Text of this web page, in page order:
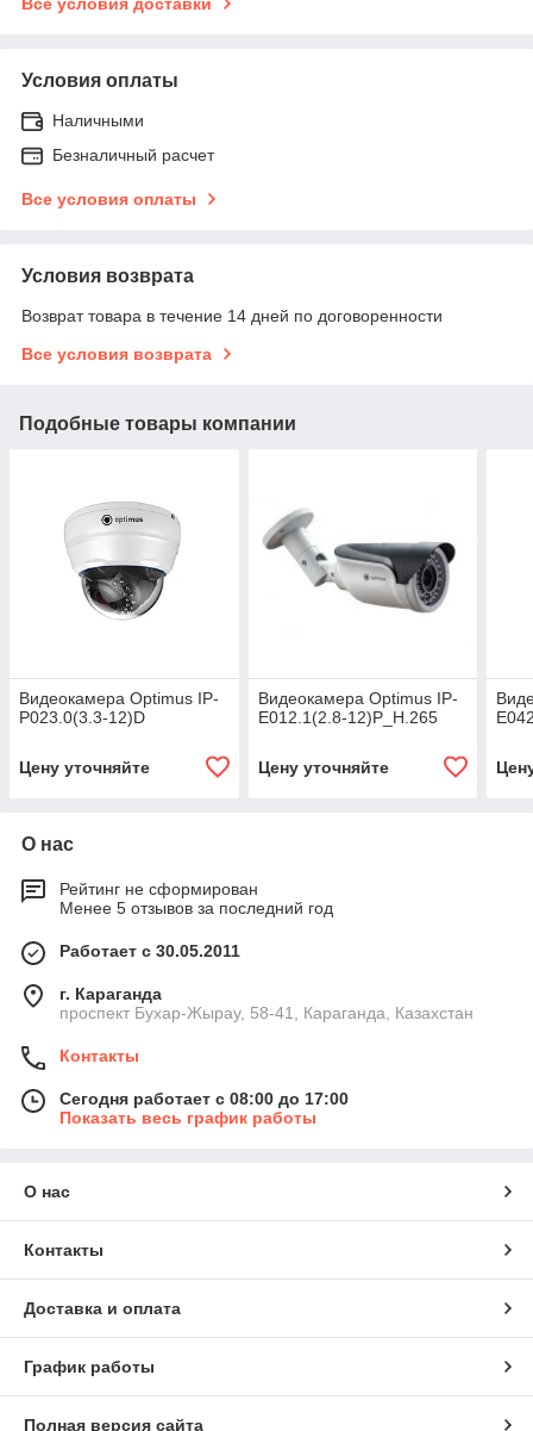
Условия оплаты
Наличными
Безналичный расчет
Все условия оплаты
Условия возврата
Возврат товара в течение 14 дней по договоренности
Все условия возврата
Подобные товары компании
Видеокамера Optimus IP-
P023.0(3.3-12)D
Цену уточняйте
Видеокамера Optimus IP-
E012.1(2.8-12)P_H.265
Цену уточняйте
О нас
Рейтинг не сформирован
Менее 5 отзывов за последний год
Работает с 30.05.2011
г. Караганда
проспект Бухар-Жырау, 58-41, Караганда, Казахстан
Контакты
Сегодня работает с 08:00 до 17:00
Показать весь график работы
О нас
Контакты
Доставка и оплата
График работы
Полная версия сайта